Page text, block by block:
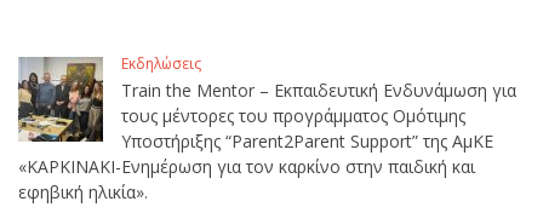
Εκδηλώσεις
Train the Mentor – Εκπαιδευτική Ενδυνάμωση για
τους μέντορες του προγράμματος Ομότιμης
Υποστήριξης “Parent2Parent Support” της ΑμΚΕ
«ΚΑΡΚΙΝΑΚΙ-Ενημέρωση για τον καρκίνο στην παιδική και
εφηβική ηλικία».